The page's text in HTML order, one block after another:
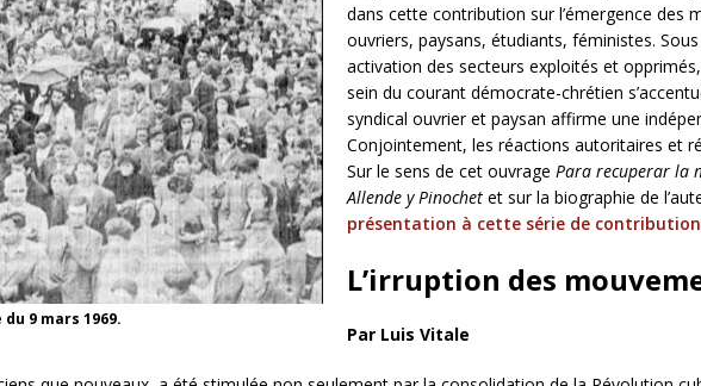
9 mars 1969.
dans cette contribution sur l’émergence des
ouvriers, paysans, étudiants, féministes.
activation des secteurs exploités et
sein du courant démocrate-chrétien
syndical ouvrier et paysan affirme une
Conjointement, les réactions autoritaires et
Sur le sens de cet ouvrage Para recuperar la
Allende y Pinochet et sur la biographie de
présentation à cette série de
L’irruption des
Par Luis Vitale